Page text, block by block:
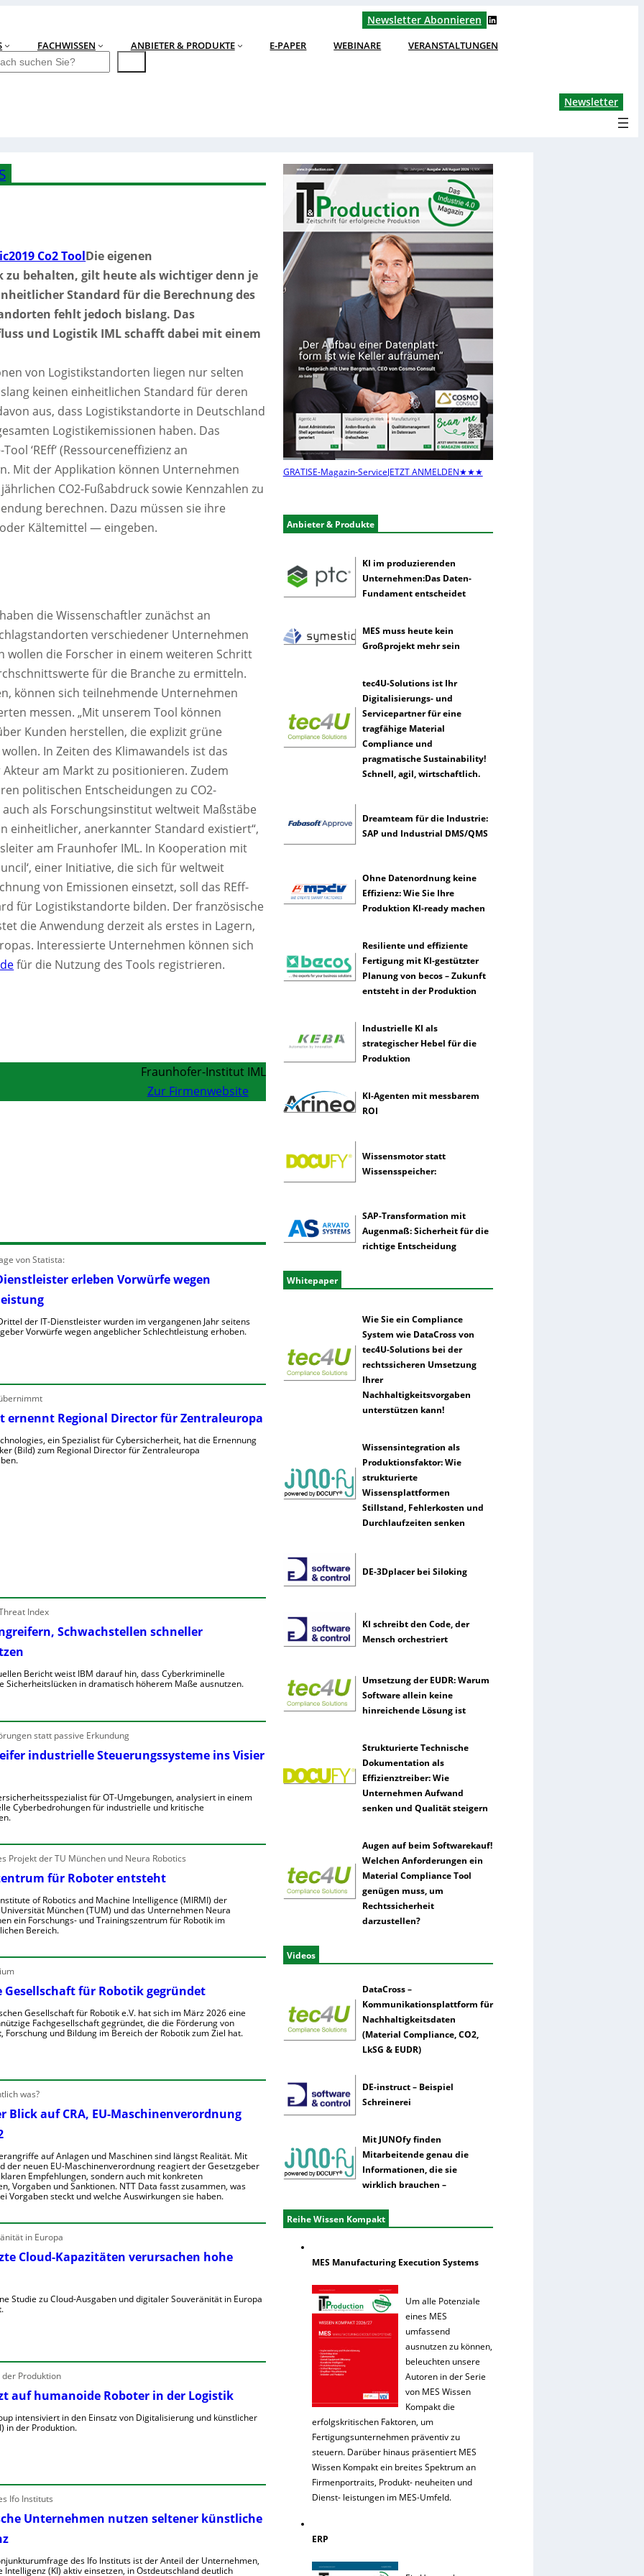
Newsletter Abonnieren LinkedIn
FACHWISSEN ANBIETER & PRODUKTE E-PAPER WEBINARE VERANSTALTUNGEN
Newsletter
Die eigenen
zu behalten, gilt heute als wichtiger denn je
Standard für die Berechnung des
fehlt jedoch bislang. Das
und Logistik IML schafft dabei mit einem
von Logistikstandorten liegen nur selten
keinen einheitlichen Standard für deren
aus, dass Logistikstandorte in Deutschland
Logistikemissionen haben. Das
‘REff‘ (Ressourceneffizienz an
Mit der Applikation können Unternehmen
CO2-Fußabdruck sowie Kennzahlen zu
berechnen. Dazu müssen sie ihre
Kältemittel — eingeben.
die Wissenschaftler zunächst an
verschiedener Unternehmen
wollen die Forscher in einem weiteren Schritt
für die Branche zu ermitteln.
können sich teilnehmende Unternehmen
messen. „Mit unserem Tool können
Kunden herstellen, die explizit grüne
In Zeiten des Klimawandels ist das
am Markt zu positionieren. Zudem
politischen Entscheidungen zu CO2-
als Forschungsinstitut weltweit Maßstäbe
einheitlicher, anerkannter Standard existiert“,
am Fraunhofer IML. In Kooperation mit
einer Initiative, die sich für weltweit
von Emissionen einsetzt, soll das REff-
für Logistikstandorte bilden. Der französische
die Anwendung derzeit als erstes in Lagern,
Interessierte Unternehmen können sich
für die Nutzung des Tools registrieren.
Fraunhofer-Institut IML
Zur Firmenwebsite
von Statista:
erleben Vorwürfe wegen
der IT-Dienstleister wurden im vergangenen Jahr seitens
Vorwürfe wegen angeblicher Schlechtleistung erhoben.
ernennt Regional Director für Zentraleuropa
ein Spezialist für Cybersicherheit, hat die Ernennung
(Bild) zum Regional Director für Zentraleuropa
Index
Schwachstellen schneller
Bericht weist IBM darauf hin, dass Cyberkriminelle
Sicherheitslücken in dramatisch höherem Maße ausnutzen.
statt passive Erkundung
industrielle Steuerungssysteme ins Visier
für OT-Umgebungen, analysiert in einem
Cyberbedrohungen für industrielle und kritische
Projekt der TU München und Neura Robotics
für Roboter entsteht
of Robotics and Machine Intelligence (MIRMI) der
München (TUM) und das Unternehmen Neura
ein Forschungs- und Trainingszentrum für Robotik im
Bereich.
Gesellschaft für Robotik gegründet
Gesellschaft für Robotik e.V. hat sich im März 2026 eine
Fachgesellschaft gegründet, die die Förderung von
Forschung und Bildung im Bereich der Robotik zum Ziel hat.
was?
Blick auf CRA, EU-Maschinenverordnung
auf Anlagen und Maschinen sind längst Realität. Mit
der neuen EU-Maschinenverordnung reagiert der Gesetzgeber
Empfehlungen, sondern auch mit konkreten
Vorgaben und Sanktionen. NTT Data fasst zusammen, was
Vorgaben steckt und welche Auswirkungen sie haben.
in Europa
Cloud-Kapazitäten verursachen hohe
Studie zu Cloud-Ausgaben und digitaler Souveränität in Europa
der Produktion
auf humanoide Roboter in der Logistik
intensiviert in den Einsatz von Digitalisierung und künstlicher
in der Produktion.
Ifo Instituts
Unternehmen nutzen seltener künstliche
des Ifo Instituts ist der Anteil der Unternehmen,
Intelligenz (KI) aktiv einsetzen, in Ostdeutschland deutlich
GRATISE-Magazin-ServiceJETZT ANMELDEN★★★
Anbieter & Produkte
KI im produzierenden
Unternehmen:Das Daten-
Fundament entscheidet
MES muss heute kein
Großprojekt mehr sein
tec4U-Solutions ist Ihr
Digitalisierungs- und
Servicepartner für eine
tragfähige Material
Compliance und
pragmatische Sustainability!
Schnell, agil, wirtschaftlich.
Dreamteam für die Industrie:
SAP und Industrial DMS/QMS
Ohne Datenordnung keine
Effizienz: Wie Sie Ihre
Produktion KI-ready machen
Resiliente und effiziente
Fertigung mit KI-gestützter
Planung von becos – Zukunft
entsteht in der Produktion
Industrielle KI als
strategischer Hebel für die
Produktion
KI-Agenten mit messbarem
ROI
Wissensmotor statt
Wissensspeicher:
SAP-Transformation mit
Augenmaß: Sicherheit für die
richtige Entscheidung
Whitepaper
Wie Sie ein Compliance
System wie DataCross von
tec4U-Solutions bei der
rechtssicheren Umsetzung
Ihrer
Nachhaltigkeitsvorgaben
unterstützen kann!
Wissensintegration als
Produktionsfaktor: Wie
strukturierte
Wissensplattformen
Stillstand, Fehlerkosten und
Durchlaufzeiten senken
DE-3Dplacer bei Siloking
KI schreibt den Code, der
Mensch orchestriert
Umsetzung der EUDR: Warum
Software allein keine
hinreichende Lösung ist
Strukturierte Technische
Dokumentation als
Effizienztreiber: Wie
Unternehmen Aufwand
senken und Qualität steigern
Augen auf beim Softwarekauf!
Welchen Anforderungen ein
Material Compliance Tool
genügen muss, um
Rechtssicherheit
darzustellen?
Videos
DataCross –
Kommunikationsplattform für
Nachhaltigkeitsdaten
(Material Compliance, CO2,
LkSG & EUDR)
DE-instruct – Beispiel
Schreinerei
Mit JUNOfy finden
Mitarbeitende genau die
Informationen, die sie
wirklich brauchen –
Reihe Wissen Kompakt
MES Manufacturing Execution Systems
Um alle Potenziale
eines MES
umfassend
ausnutzen zu können,
beleuchten unsere
Autoren in der Serie
von MES Wissen
Kompakt die
erfolgskritischen Faktoren, um
Fertigungsunternehmen präventiv zu
steuern. Darüber hinaus präsentiert MES
Wissen Kompakt ein breites Spektrum an
Firmenportraits, Produkt- neuheiten und
Dienst- leistungen im MES-Umfeld.
ERP